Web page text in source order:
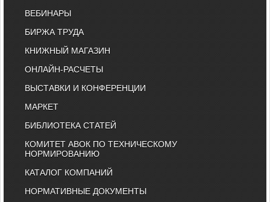
ВЕБИНАРЫ
БИРЖА ТРУДА
КНИЖНЫЙ МАГАЗИН
ОНЛАЙН-РАСЧЕТЫ
ВЫСТАВКИ И КОНФЕРЕНЦИИ
МАРКЕТ
БИБЛИОТЕКА СТАТЕЙ
КОМИТЕТ АВОК ПО ТЕХНИЧЕСКОМУ
НОРМИРОВАНИЮ
КАТАЛОГ КОМПАНИЙ
НОРМАТИВНЫЕ ДОКУМЕНТЫ